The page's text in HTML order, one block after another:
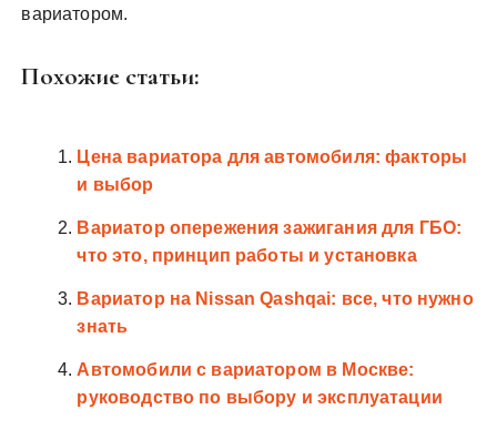
вариатором.
Похожие статьи:
Цена вариатора для автомобиля: факторы
и выбор
Вариатор опережения зажигания для ГБО:
что это, принцип работы и установка
Вариатор на Nissan Qashqai: все, что нужно
знать
Автомобили с вариатором в Москве:
руководство по выбору и эксплуатации